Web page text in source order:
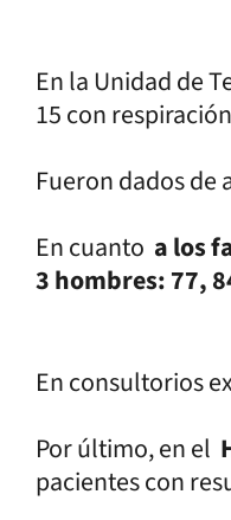
En la Unidad de
15 con
Fueron dados de
En cuanto a los
3 hombres: 77,
En consultorios
Por último, en el
pacientes con